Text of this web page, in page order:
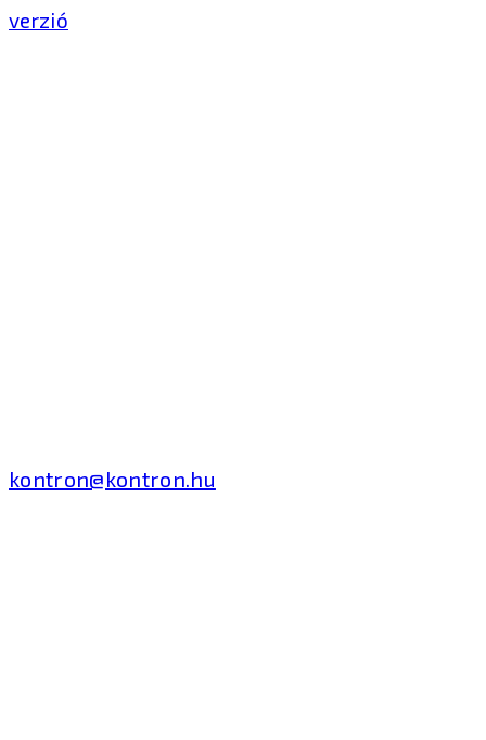
verzió
kontron@kontron.hu